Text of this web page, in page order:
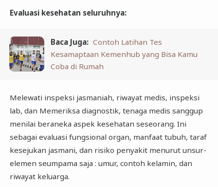
Evaluasi kesehatan seluruhnya:
Baca Juga: Contoh Latihan Tes
Kesamaptaan Kemenhub yang Bisa Kamu
Coba di Rumah
Melewati inspeksi jasmaniah, riwayat medis, inspeksi
lab, dan Memeriksa diagnostik, tenaga medis sanggup
menilai beraneka aspek kesehatan seseorang. Ini
sebagai evaluasi fungsional organ, manfaat tubuh, taraf
kesejukan jasmani, dan risiko penyakit menurut unsur-
elemen seumpama saja : umur, contoh kelamin, dan
riwayat keluarga.